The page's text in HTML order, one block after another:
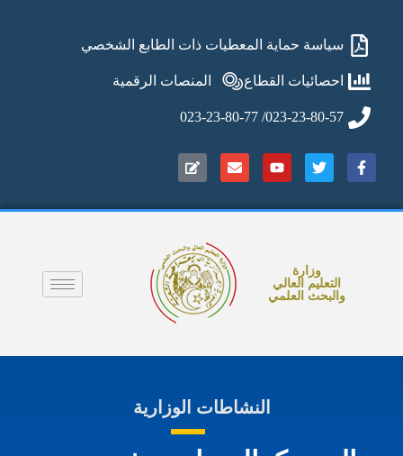
سياسة حماية المعطيات ذات الطابع الشخصي
احصائيات القطاع المنصات الرقمية
023-23-80-57/ 023-23-80-77
وزارة
التعليم العالي
والبحث العلمي
النشاطات الوزارية